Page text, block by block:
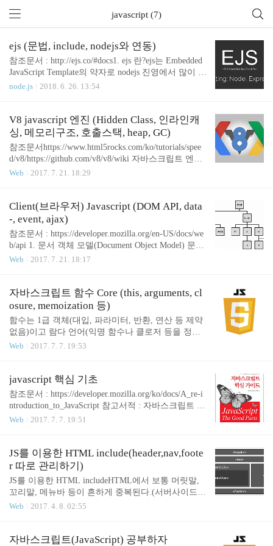
javascript (7)
ejs (문법, include, nodejs와 연동)
참조문서 : http://ejs.co/#docs1. ejs 란?ejs는 Embedded
JavaScript Template의 약자로 nodejs 진영에서 많이 사
용하는 템플릿엔진이다. 문법이 단순하다.2. 기본 문
변수 출력 : ejs 분할3. nodejs와 연동(= 데이터 넘겨주
기)3-1. express 없이 연동하기const ejs = require("ejs");
ejs.render(경로, 데이터, 옵션); 3-2. express 에서 연동
하기app.js 에서 app.set('view engine', 'ejs');처리하는
라우터에서 아래와 같은 로직이 있으면 된다...
node.js 2018. 6. 26. 13:54
V8 javascript 엔진 (Hidden Class, 인라인캐
싱, 메모리구조, 호출스택, heap, GC)
참조문서https://www.html5rocks.com/ko/tutorials/spee
d/v8/https://github.com/v8/v8/wiki 자바스크립트 엔진
은 javascript로 작성된 코드를 해석하고 실행하는 인
일해주는 Rhino, 구글 크롬의 V8, Safari의 JavascriptC
ore, Explorer의 Chakra 등이 있다. 여기서 nodejs는 구
글의 V8 JavaScript 엔진을 기반으로 동작한다. 우리
가 자주쓰는 크롬브라우저도 V8엔진을 쓴다. 성능좋
은 코드를 위해 V8을 알아보자 1. Hidden Class로 빠
른 프로퍼티 접근과 정적 룩업 다른 JavaScrip..
Web 2017. 7. 21. 18:29
Client(브라우저) Javascript (DOM API, data
-, event, ajax)
참조문서 : https://developer.mozilla.org/en-US/docs/we
b/api 1. 문서 객체 모델(Document Object Model) 문서
객체모델(DOM)은 HTML문서의 구조를 나타내는 표
root 노드를 document라고 부른다. DOM 트리의 모든
노드는 Node 클래스의 인스턴스이다. Node 객체에는
트리구조를 나타내는 parentNode와 childNodes 속성,
자신에 대한 속성인 nodeName과 nodeType이 있다. 2.
get 메소드 DOM에는 원하는 HTML 요소를 빨리 찾
을 수 있는 메소드들이 있다. DOM 메소드들이 반환
Web 2017. 7. 21. 18:17
자바스크립트 함수 Core (this, arguments, cl
osure, memoization 등)
함수는 1급 객체(대입, 파라미터, 반환, 연산 등 제약
없음)이고 람다 언어(익명 함수나 클로저 등을 정의
하기 위한 표현식)이다. 모듈화의 근간이다. 함수 객
터럴로 생성할 수 있다. 함수리터럴은 function 이라
는 필수 예약어, 선택사항인 함수명, 매개변수의 집
합(일반 변수는 undefined으로 초기화하지만, 매개변
수는 넘겨진 인수로 초기화된다), 코드집합으로 구성
된다. 함수문장 VS 함수 표현식 함수문장은 hoisting
범위의 가장 상위로 이동된다. 그렇기때문에 함수 호
출이 함수를 정의하는 문장보다 앞에 ..
Web 2017. 7. 7. 19:53
javascript 핵심 기초
참조문서 : https://developer.mozilla.org/ko/docs/A_re-i
ntroduction_to_JavaScript 참고서적 : 자바스크립트 핵
심가이드(더글라스 크락포드) JS는 매우 경량화되어
리터럴 표기법 단점 : 프로그래밍 모델이 전역변수에
근간(최상위 레벨의 변수들은 모두 전역객체라 불리
는 namespace에 위치함) 자바스크립트는 문장 끝에
세미콜론이 없어도 행을 바꾸면 실행에 지장이 없다.
그러나 관례상 세미콜론을 붙인다. 1. 식별자 키워드
를 사용하면 안된다 특수문자는 _ , $ 만 가능 숫자로
용, 생성자 함수의 이..
Web 2017. 7. 7. 19:51
JS를 이용한 HTML include(header,nav,foote
r 따로 관리하기)
JS를 이용한 HTML includeHTML에서 보통 머릿말,
꼬리말, 메뉴바 등이 흔하게 중복된다.(서버사이드언
어나 동적언어를 사용하지 않는다면 메뉴가 바뀔때
AX를 이용해서 해결해보자 1. 사용법에 를 넣어준
Web 2017. 4. 8. 02:55
자바스크립트(JavaScript) 공부하자